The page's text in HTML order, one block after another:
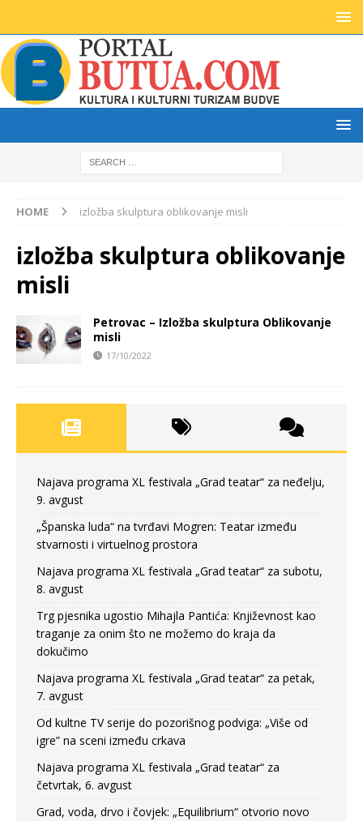
HOME izložba skulptura oblikovanje misli
izložba skulptura oblikovanje
misli
Petrovac – Izložba skulptura Oblikovanje
misli
17/10/2022
Najava programa XL festivala „Grad teatar“ za neđelju,
9. avgust
„Španska luda“ na tvrđavi Mogren: Teatar između
stvarnosti i virtuelnog prostora
Najava programa XL festivala „Grad teatar“ za subotu,
8. avgust
Trg pjesnika ugostio Mihajla Pantića: Književnost kao
traganje za onim što ne možemo do kraja da
dokučimo
Najava programa XL festivala „Grad teatar“ za petak,
7. avgust
Od kultne TV serije do pozorišnog podviga: „Više od
igre” na sceni između crkava
Najava programa XL festivala „Grad teatar“ za
četvrtak, 6. avgust
Grad, voda, drvo i čovjek: „Equilibrium“ otvorio novo